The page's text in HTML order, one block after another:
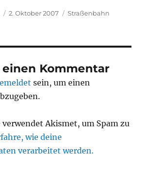
Veröffentlicht
2. Oktober 2007 Kategorien
Straßenbahn
Kommentar
sein, um einen
verwendet Akismet, um Spam zu
wie deine
verarbeitet werden.